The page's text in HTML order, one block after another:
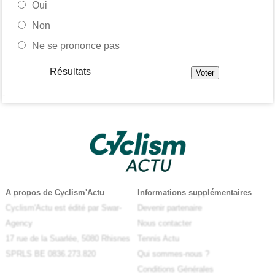
Oui
Non
Ne se prononce pas
Résultats
-
A propos de Cyclism'Actu
Cyclism'Actu est édité par Swar-
Agency
17 rue de la Suarlée, 5080 Rhisnes
SPRLS BE 0836.273.820
Informations supplémentaires
Devenir partenaire
Nous contacter
Tennis Actu
Qui sommes-nous ?
Conditions Générales